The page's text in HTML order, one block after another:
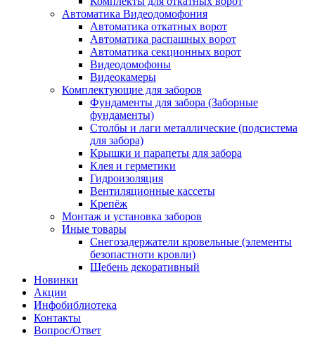
Автоматика Видеодомофония
Автоматика откатных ворот
Автоматика распашных ворот
Автоматика секционных ворот
Видеодомофоны
Видеокамеры
Комплектующие для заборов
Фундаменты для забора (Заборные
фундаменты)
Столбы и лаги металлические (подсистема
для забора)
Крышки и парапеты для забора
Клея и герметики
Гидроизоляция
Вентиляционные кассеты
Крепёж
Монтаж и установка заборов
Иные товары
Снегозадержатели кровельные (элементы
безопастноти кровли)
Щебень декоративный
Новинки
Акции
Инфобиблиотека
Контакты
Вопрос/Ответ